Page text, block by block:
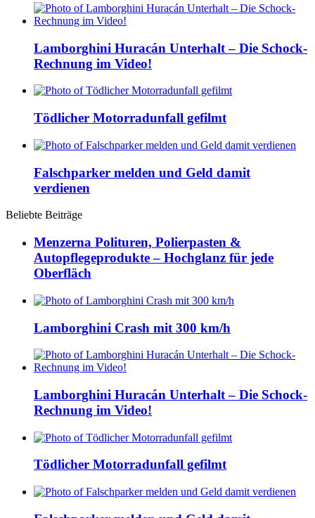
Lamborghini Huracán Unterhalt – Die Schock-
Rechnung im Video!
Tödlicher Motorradunfall gefilmt
Falschparker melden und Geld damit
verdienen
Beliebte Beiträge
Menzerna Polituren, Polierpasten &
Autopflegeprodukte – Hochglanz für jede
Oberfläch
Lamborghini Crash mit 300 km/h
Lamborghini Huracán Unterhalt – Die Schock-
Rechnung im Video!
Tödlicher Motorradunfall gefilmt